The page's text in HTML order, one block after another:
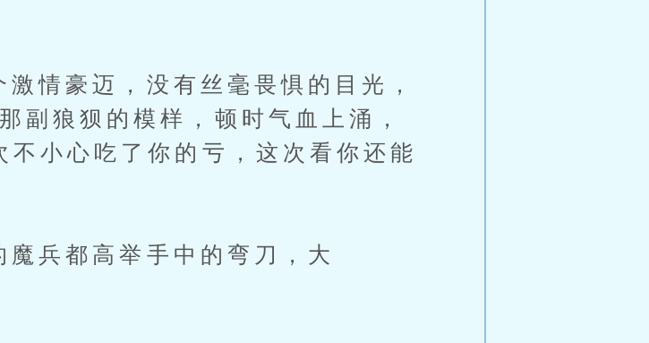
情豪迈，没有丝毫畏惧的目光，
副狼狈的模样，顿时气血上涌，
小心吃了你的亏，这次看你还能
兵都高举手中的弯刀，大